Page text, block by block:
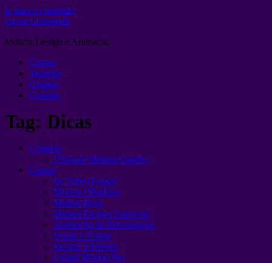
Ir para o conteúdo
Layer Lemonade
Motion Design e Animação
Cursos
Youtube
Collabs
Contato
Tag: Dicas
Combos
Ultimate Motion Combo
Cursos
IA Video Expert
Motion+Machine
Motion Boss
Motion Design Essencial
Animação de Personagens
Frame a Frame
Design 4 Motion
Liquid Motion Pro